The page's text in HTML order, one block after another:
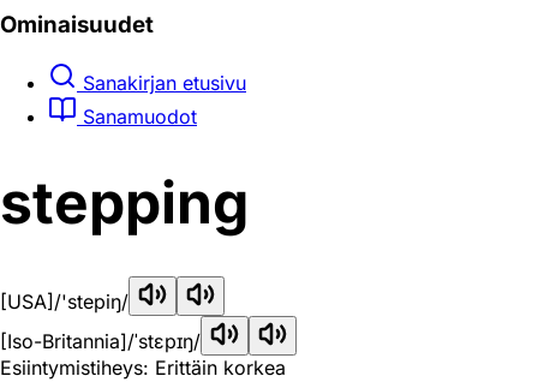
Ominaisuudet
Sanakirjan etusivu
Sanamuodot
stepping
[USA] /'stepiŋ/
[Iso-Britannia]/ˈstɛpɪŋ/
Esiintymistiheys: Erittäin korkea